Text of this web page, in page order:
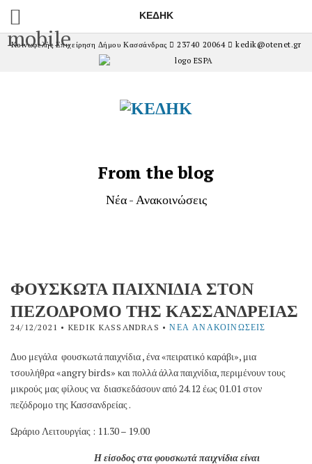
mobile
ΚΕΔΗΚ
Κοινωφελής Επιχείρηση Δήμου Κασσάνδρας 23740 20064 kedik@otenet.gr
From the blog
Νέα - Ανακοινώσεις
ΦΟΥΣΚΩΤΑ ΠΑΙΧΝΙΔΙΑ ΣΤΟΝ
ΠΕΖΟΔΡΟΜΟ ΤΗΣ ΚΑΣΣΑΝΔΡΕΙΑΣ
24/12/2021 • KEDIK KASSANDRAS •ΝΈΑ ΑΝΑΚΟΙΝΏΣΕΙΣ
Δυο μεγάλα φουσκωτά παιχνίδια , ένα «πειρατικό καράβι», μια
τσουλήθρα «angry birds» και πολλά άλλα παιχνίδια, περιμένουν τους
μικρούς μας φίλους να διασκεδάσουν από 24.12 έως 01.01 στον
πεζόδρομο της Κασσανδρείας .
Ωράριο Λειτουργίας : 11.30 – 19.00
Η είσοδος στα φουσκωτά παιχνίδια είναι